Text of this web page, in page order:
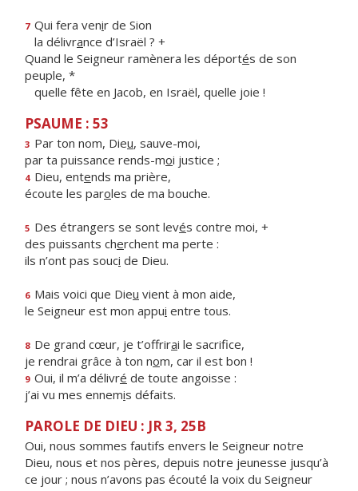
7 Qui fera venir de Sion
la délivrance d’Israël ? +
Quand le Seigneur ramènera les déportés de son
peuple, *
quelle fête en Jacob, en Israël, quelle joie !
PSAUME : 53
3 Par ton nom, Dieu, sauve-moi,
par ta puissance rends-moi justice ;
4 Dieu, entends ma prière,
écoute les paroles de ma bouche.
5 Des étrangers se sont levés contre moi, +
des puissants cherchent ma perte :
ils n’ont pas souci de Dieu.
6 Mais voici que Dieu vient à mon aide,
le Seigneur est mon appui entre tous.
8 De grand cœur, je t’offrirai le sacrifice,
je rendrai grâce à ton nom, car il est bon !
9 Oui, il m’a délivré de toute angoisse :
j’ai vu mes ennemis défaits.
PAROLE DE DIEU : JR 3, 25B
Oui, nous sommes fautifs envers le Seigneur notre
Dieu, nous et nos pères, depuis notre jeunesse jusqu’à
ce jour ; nous n’avons pas écouté la voix du Seigneur